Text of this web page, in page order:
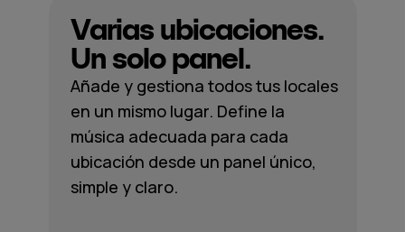
Varias ubicaciones.
Un solo panel.
Añade y gestiona todos tus locales
en un mismo lugar. Define la
música adecuada para cada
ubicación desde un panel único,
simple y claro.